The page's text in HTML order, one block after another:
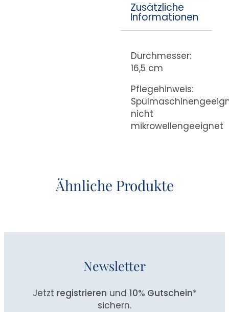
Zusätzliche
Informationen
Durchmesser:
16,5 cm
Pflegehinweis:
nicht
mikrowellengeeignet
Ähnliche Produkte
Newsletter
Jetzt registrieren und 10% Gutschein*
sichern.